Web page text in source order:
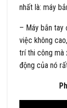
nhất là: máy
– Máy bắn tay
việc không
trí thi công mà
động của nó